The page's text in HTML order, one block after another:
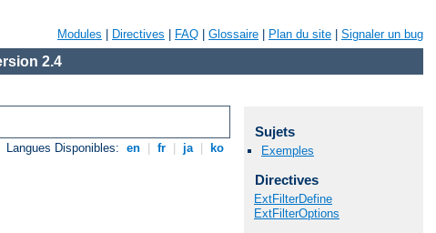
Modules Directives FAQ Glossaire Plan du site Signaler un bug
2.4
Langues Disponibles: en fr ja ko
Sujets
Exemples
Directives
ExtFilterDefine
ExtFilterOptions